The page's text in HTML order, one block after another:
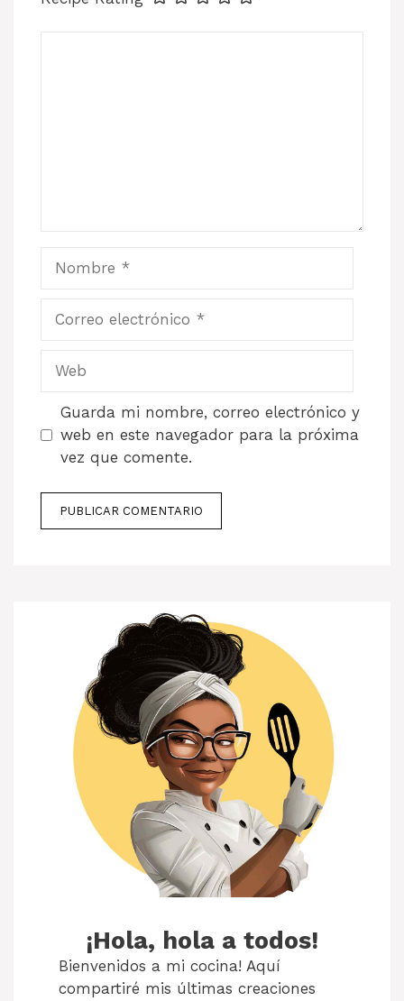
Nombre
Guarda mi nombre, correo electrónico y
web en este navegador para la próxima
vez que comente.
¡Hola, hola a todos!
Bienvenidos a mi cocina! Aquí
compartiré mis últimas creaciones